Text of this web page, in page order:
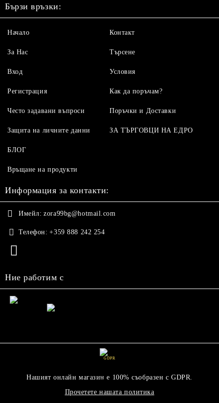
Бързи връзки:
Начало
За Нас
Вход
Регистрация
Контакт
Търсене
Условия
Как да поръчам?
Често задавани въпроси
Защита на личните данни
БЛОГ
Връщане на продукти
Поръчки и Доставки
ЗА ТЪРГОВЦИ НА ЕДРО
Информация за контакти:
Имейл: zora99bg@hotmail.com
Телефон: +359 888 242 254
Ние работим с
GDPR
Нашият онлайн магазин е 100% съобразен с GDPR.
Прочетете нашата политика